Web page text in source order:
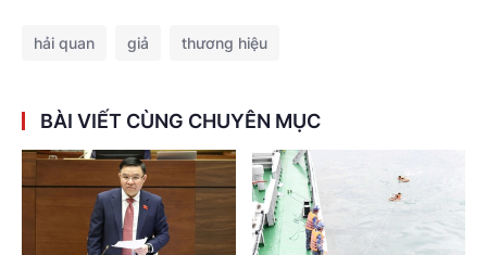
hải quan giả thương hiệu
BÀI VIẾT CÙNG CHUYÊN MỤC